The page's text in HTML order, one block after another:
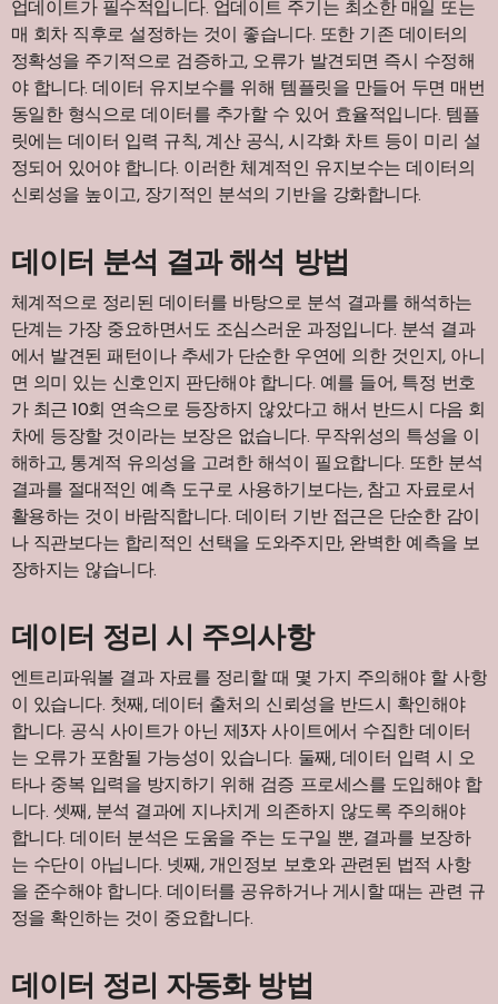
업데이트가 필수적입니다. 업데이트 주기는 최소한 매일 또는
매 회차 직후로 설정하는 것이 좋습니다. 또한 기존 데이터의
정확성을 주기적으로 검증하고, 오류가 발견되면 즉시 수정해
야 합니다. 데이터 유지보수를 위해 템플릿을 만들어 두면 매번
동일한 형식으로 데이터를 추가할 수 있어 효율적입니다. 템플
릿에는 데이터 입력 규칙, 계산 공식, 시각화 차트 등이 미리 설
정되어 있어야 합니다. 이러한 체계적인 유지보수는 데이터의
신뢰성을 높이고, 장기적인 분석의 기반을 강화합니다.
데이터 분석 결과 해석 방법
체계적으로 정리된 데이터를 바탕으로 분석 결과를 해석하는
단계는 가장 중요하면서도 조심스러운 과정입니다. 분석 결과
에서 발견된 패턴이나 추세가 단순한 우연에 의한 것인지, 아니
면 의미 있는 신호인지 판단해야 합니다. 예를 들어, 특정 번호
가 최근 10회 연속으로 등장하지 않았다고 해서 반드시 다음 회
차에 등장할 것이라는 보장은 없습니다. 무작위성의 특성을 이
해하고, 통계적 유의성을 고려한 해석이 필요합니다. 또한 분석
결과를 절대적인 예측 도구로 사용하기보다는, 참고 자료로서
활용하는 것이 바람직합니다. 데이터 기반 접근은 단순한 감이
나 직관보다는 합리적인 선택을 도와주지만, 완벽한 예측을 보
장하지는 않습니다.
데이터 정리 시 주의사항
엔트리파워볼 결과 자료를 정리할 때 몇 가지 주의해야 할 사항
이 있습니다. 첫째, 데이터 출처의 신뢰성을 반드시 확인해야
합니다. 공식 사이트가 아닌 제3자 사이트에서 수집한 데이터
는 오류가 포함될 가능성이 있습니다. 둘째, 데이터 입력 시 오
타나 중복 입력을 방지하기 위해 검증 프로세스를 도입해야 합
니다. 셋째, 분석 결과에 지나치게 의존하지 않도록 주의해야
합니다. 데이터 분석은 도움을 주는 도구일 뿐, 결과를 보장하
는 수단이 아닙니다. 넷째, 개인정보 보호와 관련된 법적 사항
을 준수해야 합니다. 데이터를 공유하거나 게시할 때는 관련 규
정을 확인하는 것이 중요합니다.
데이터 정리 자동화 방법